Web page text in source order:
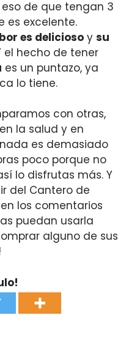
de que tengan 3
es excelente.
es delicioso y su
el hecho de tener
es un puntazo, ya
lo tiene.
con otras,
la salud y en
es demasiado
poco porque no
lo disfrutas más. Y
del Cantero de
en los comentarios
puedan usarla
alguno de sus